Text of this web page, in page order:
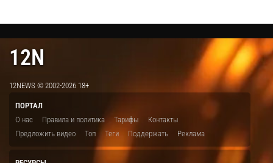
12N
12NEWS © 2002-2026 18+
ПОРТАЛ
О нас
Правила и политика Тарифы
Контакты
Предложить видео
Топ Теги Поддержать Реклама